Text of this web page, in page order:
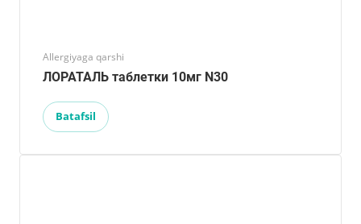
Allergiyaga qarshi
ЛОРАТАЛЬ таблетки 10мг N30
Batafsil